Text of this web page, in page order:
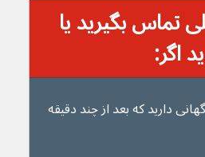
تماس بگیرید یا
اگر:
دارید که بعد از چند دقیقه